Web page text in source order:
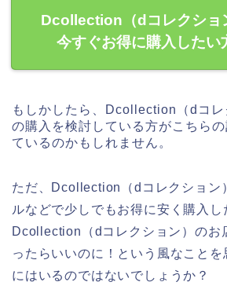
Dcollection（dコレクショ
今すぐお得に購入したい
もしかしたら、Dcollection（dコレ
の購入を検討している方がこちら
ているのかもしれません。
ただ、Dcollection（dコレクション
ルなどで少しでもお得に安く購入し
Dcollection（dコレクション）のお
ったらいいのに！という風なことを
にはいるのではないでしょうか？